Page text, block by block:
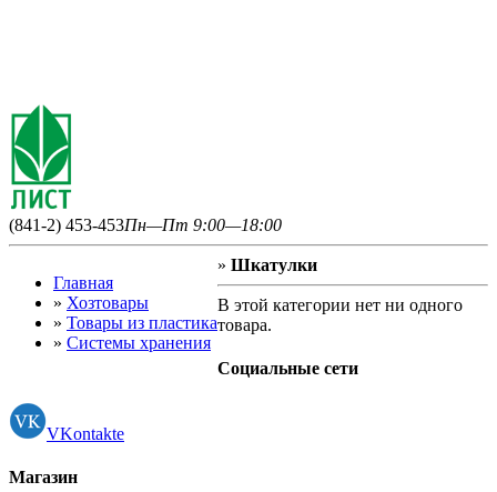
(841-2) 453-453Пн—Пт 9:00—18:00
Главная
» Хозтовары
» Товары из пластика
» Системы хранения
» Шкатулки
В этой категории нет ни одного
товара.
Социальные сети
VKontakte
Магазин